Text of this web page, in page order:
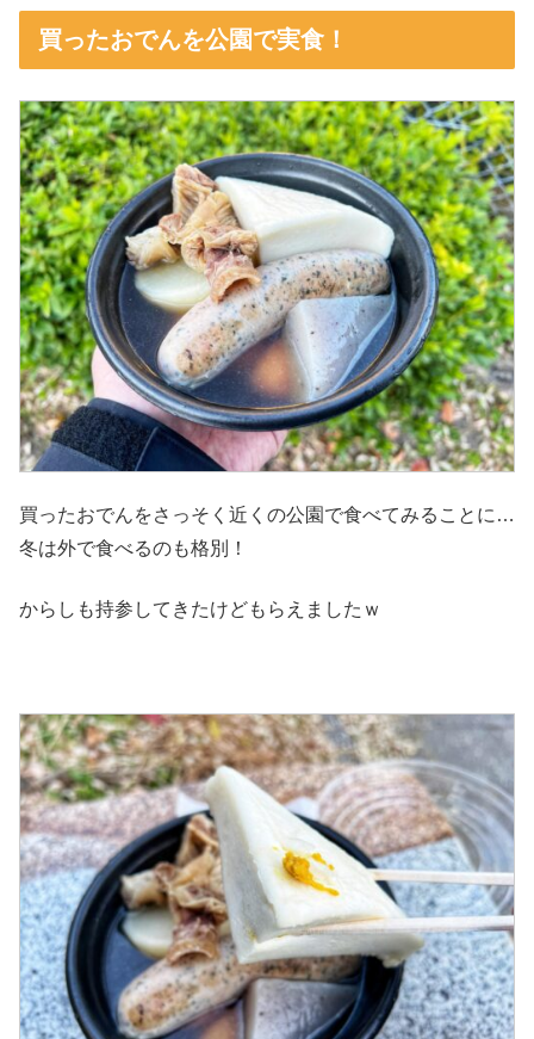
買ったおでんを公園で実食！
買ったおでんをさっそく近くの公園で食べてみることに…
冬は外で食べるのも格別！
からしも持参してきたけどもらえましたｗ